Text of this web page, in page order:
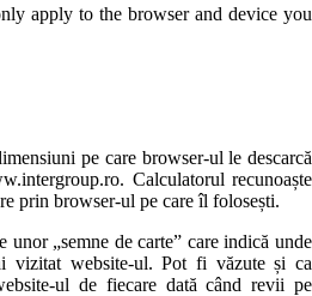
apply to the browser and device you
pe care browser-ul le descarcă
Calculatorul recunoaște
prin browser-ul pe care îl folosești.
unor „semne de carte” care indică unde
vizitat website-ul. Pot fi văzute și ca
ul de fiecare dată când revii pe